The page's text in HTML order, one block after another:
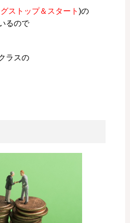
ストップ＆スタート )の
るので
ラスの